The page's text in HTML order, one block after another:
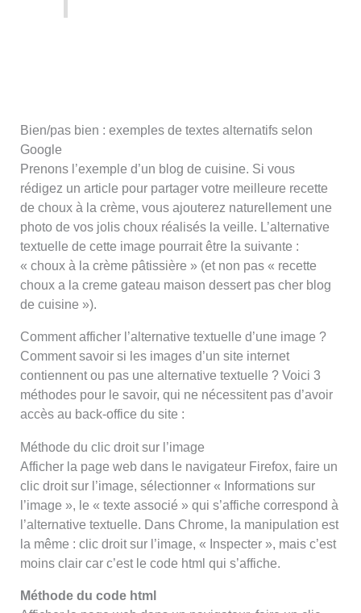
Bien/pas bien : exemples de textes alternatifs selon
Google
Prenons l’exemple d’un blog de cuisine. Si vous
rédigez un article pour partager votre meilleure recette
de choux à la crème, vous ajouterez naturellement une
photo de vos jolis choux réalisés la veille. L’alternative
textuelle de cette image pourrait être la suivante :
« choux à la crème pâtissière » (et non pas « recette
choux a la creme gateau maison dessert pas cher blog
de cuisine »).
Comment afficher l’alternative textuelle d’une image ?
Comment savoir si les images d’un site internet
contiennent ou pas une alternative textuelle ? Voici 3
méthodes pour le savoir, qui ne nécessitent pas d’avoir
accès au back-office du site :
Méthode du clic droit sur l’image
Afficher la page web dans le navigateur Firefox, faire un
clic droit sur l’image, sélectionner « Informations sur
l’image », le « texte associé » qui s’affiche correspond à
l’alternative textuelle. Dans Chrome, la manipulation est
la même : clic droit sur l’image, « Inspecter », mais c’est
moins clair car c’est le code html qui s’affiche.
Méthode du code html